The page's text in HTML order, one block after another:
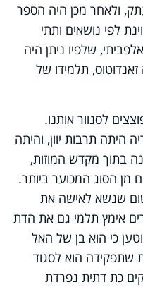
ולאחר מכן היה הספר
לפי נושאים ותתי
שלפיו ניתן היה
תלמידו של
לסנוור אותנו.
היתה תרבות יוון, והיתה
בתוך מקדש המוזות,
מן הסוג המכוער ביותר.
שנשא לאישה את
אימץ תלמי גם את הדת
כי הוא בן של האל
שתפקידה הוא לסגוד
כת דתית נפרדת